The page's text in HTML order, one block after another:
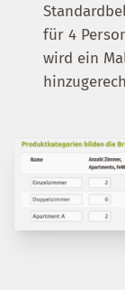
für 4
wird ein